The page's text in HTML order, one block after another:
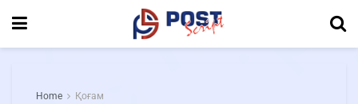
Home Қоғам